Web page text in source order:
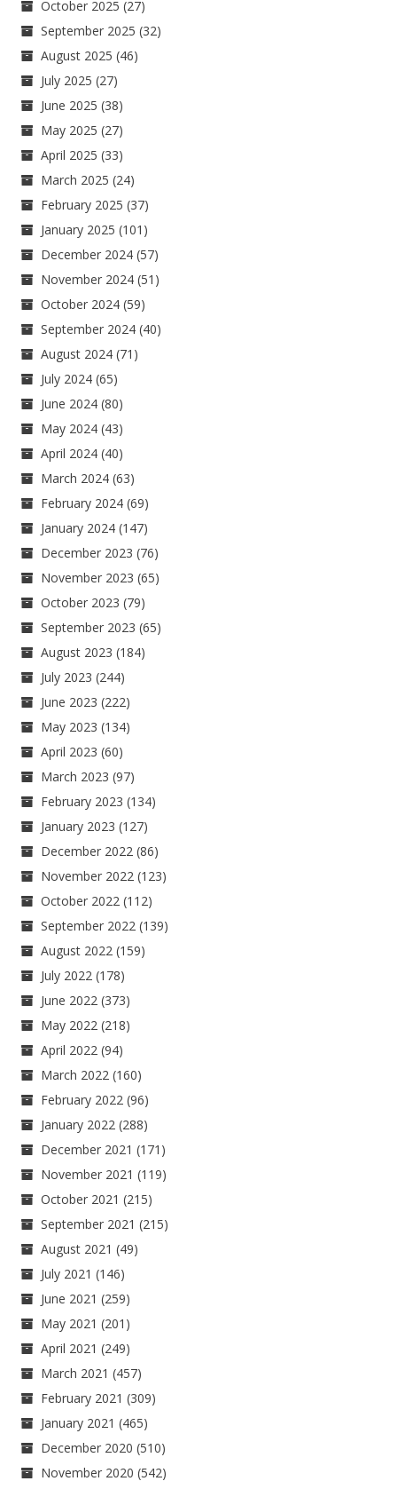
October 2025 (27)
September 2025 (32)
August 2025 (46)
July 2025 (27)
June 2025 (38)
May 2025 (27)
April 2025 (33)
March 2025 (24)
February 2025 (37)
January 2025 (101)
December 2024 (57)
November 2024 (51)
October 2024 (59)
September 2024 (40)
August 2024 (71)
July 2024 (65)
June 2024 (80)
May 2024 (43)
April 2024 (40)
March 2024 (63)
February 2024 (69)
January 2024 (147)
December 2023 (76)
November 2023 (65)
October 2023 (79)
September 2023 (65)
August 2023 (184)
July 2023 (244)
June 2023 (222)
May 2023 (134)
April 2023 (60)
March 2023 (97)
February 2023 (134)
January 2023 (127)
December 2022 (86)
November 2022 (123)
October 2022 (112)
September 2022 (139)
August 2022 (159)
July 2022 (178)
June 2022 (373)
May 2022 (218)
April 2022 (94)
March 2022 (160)
February 2022 (96)
January 2022 (288)
December 2021 (171)
November 2021 (119)
October 2021 (215)
September 2021 (215)
August 2021 (49)
July 2021 (146)
June 2021 (259)
May 2021 (201)
April 2021 (249)
March 2021 (457)
February 2021 (309)
January 2021 (465)
December 2020 (510)
November 2020 (542)